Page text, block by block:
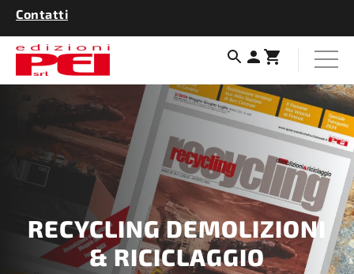
Contatti
RECYCLING DEMOLIZIONI
& RICICLAGGIO